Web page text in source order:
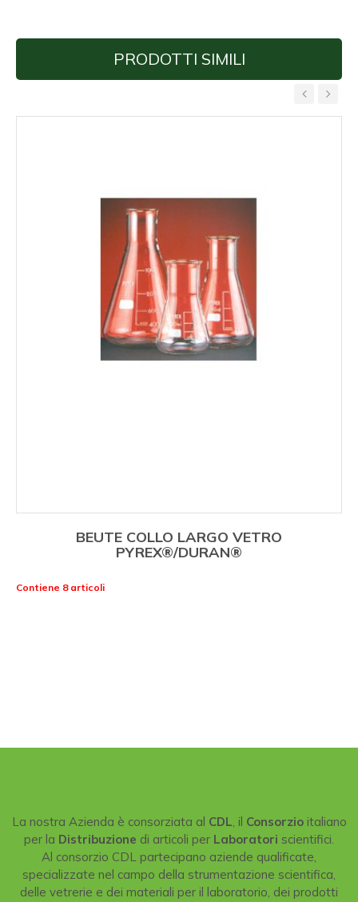
PRODOTTI SIMILI
BEUTE COLLO LARGO VETRO
PYREX®/DURAN®
Contiene 8 articoli
‹ ›
La nostra Azienda è consorziata al CDL , il Consorzioitaliano
per la Distribuzione di articoli per Laboratori scientifici.
Al consorzio CDL partecipano aziende qualificate,
specializzate nel campo della strumentazione scientifica,
delle vetrerie e dei materiali per il laboratorio, dei prodotti